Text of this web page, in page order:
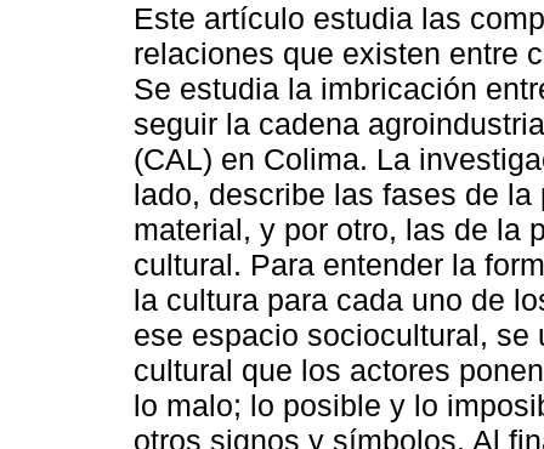
Este artículo estudia las
relaciones que existen entre
Se estudia la imbricación
seguir la cadena
(CAL) en Colima. La
lado, describe las fases de la
material, y por otro, las de la
cultural. Para entender la
la cultura para cada uno de
ese espacio sociocultural,
cultural que los actores
lo malo; lo posible y lo
otros signos y símbolos. Al